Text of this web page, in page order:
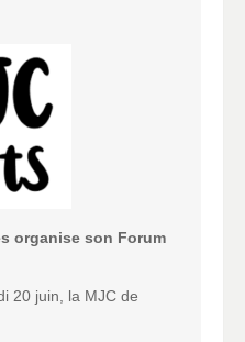
organise son Forum
20 juin, la MJC de